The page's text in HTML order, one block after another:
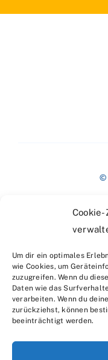
Um dir ein optimales
wie Cookies, um
zuzugreifen. Wenn du
Daten wie das
verarbeiten. Wenn du
zurückziehst, können
beeinträchtigt werden.
©
Impressum